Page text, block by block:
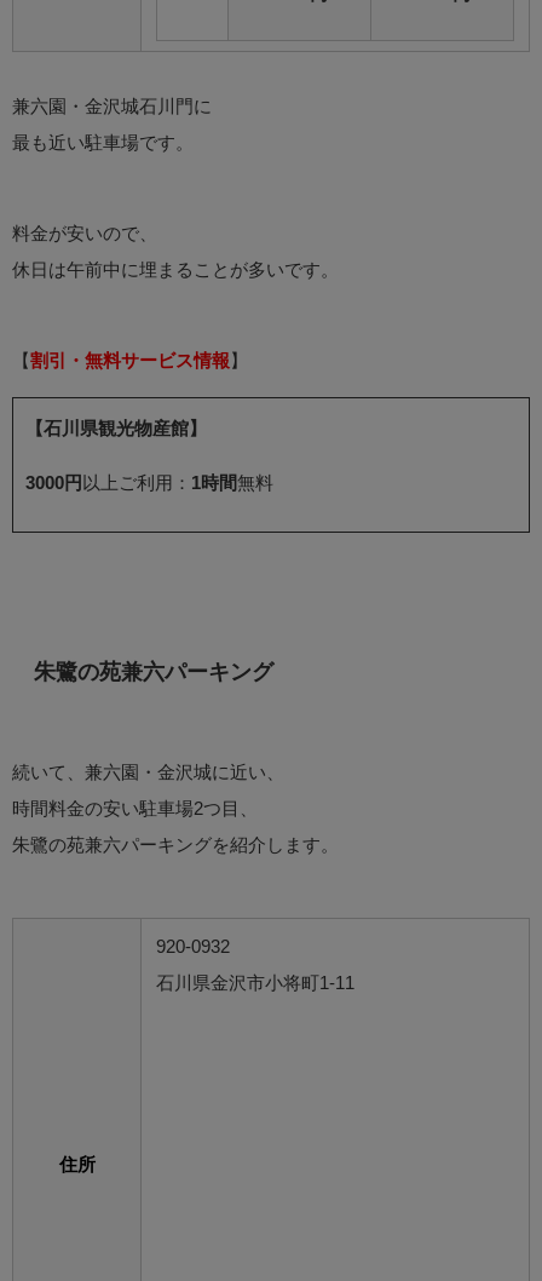
兼六園・金沢城石川門に
最も近い駐車場です。
料金が安いので、
休日は午前中に埋まることが多いです。
【 割引・無料サービス情報 】
【石川県観光物産館】
3000円 以上ご利用： 1時間無料
朱鷺の苑兼六パーキング
続いて、兼六園・金沢城に近い、
時間料金の安い駐車場2つ目、
朱鷺の苑兼六パーキングを紹介します。
住所
920-0932
石川県金沢市小将町1-11